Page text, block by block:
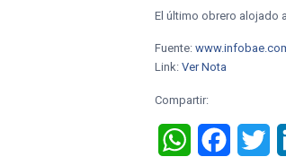
El último obrero alojado
Fuente:
Link:Ver Nota
Compartir:
WhatsApp